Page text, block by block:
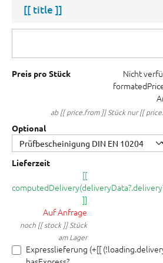
[[ title ]]
Preis pro Stück Nicht
ab [[ price.from ]] Stück nur [[
Optional
Lieferzeit
[[
]]
Auf Anfrage
noch [[ stock ]] Stück
am Lager
Expresslieferung (+[[